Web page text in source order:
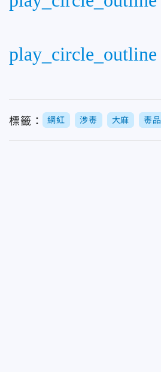
play_circle_outline
標籤： 網紅 涉毒 大麻 毒品